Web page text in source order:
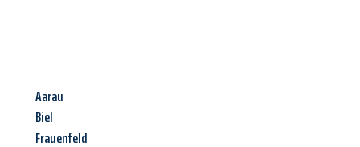
Aarau
Biel
Frauenfeld